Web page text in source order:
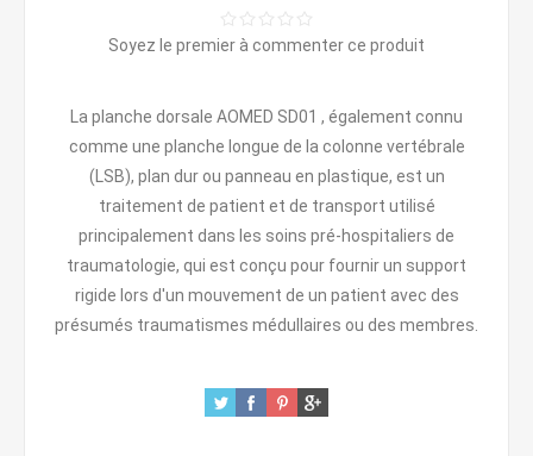
Soyez le premier à commenter ce produit
La planche dorsale AOMED SD01 , également connu
comme une planche longue de la colonne vertébrale
(LSB), plan dur ou panneau en plastique, est un
traitement de patient et de transport utilisé
principalement dans les soins pré-hospitaliers de
traumatologie, qui est conçu pour fournir un support
rigide lors d'un mouvement de un patient avec des
présumés traumatismes médullaires ou des membres.